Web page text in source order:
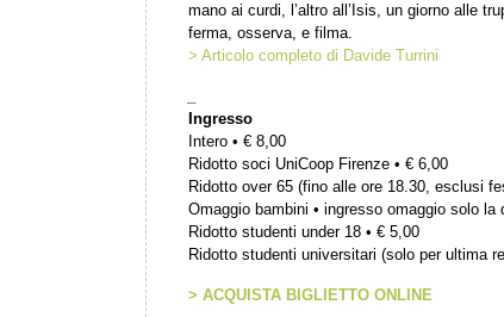
mano ai curdi, l’altro all’Isis, un giorno alle
ferma, osserva, e filma.
> Articolo completo di Davide Turrini
Ingresso
Intero • € 8,00
Ridotto soci UniCoop Firenze • € 6,00
Ridotto over 65 (fino alle ore 18.30, esclusi
Omaggio bambini • ingresso omaggio solo la
Ridotto studenti under 18 • € 5,00
Ridotto studenti universitari (solo per ultima
> ACQUISTA BIGLIETTO ONLINE